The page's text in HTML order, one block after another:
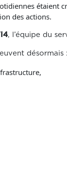
étaient
des actions.
, l’équipe du
désormais :